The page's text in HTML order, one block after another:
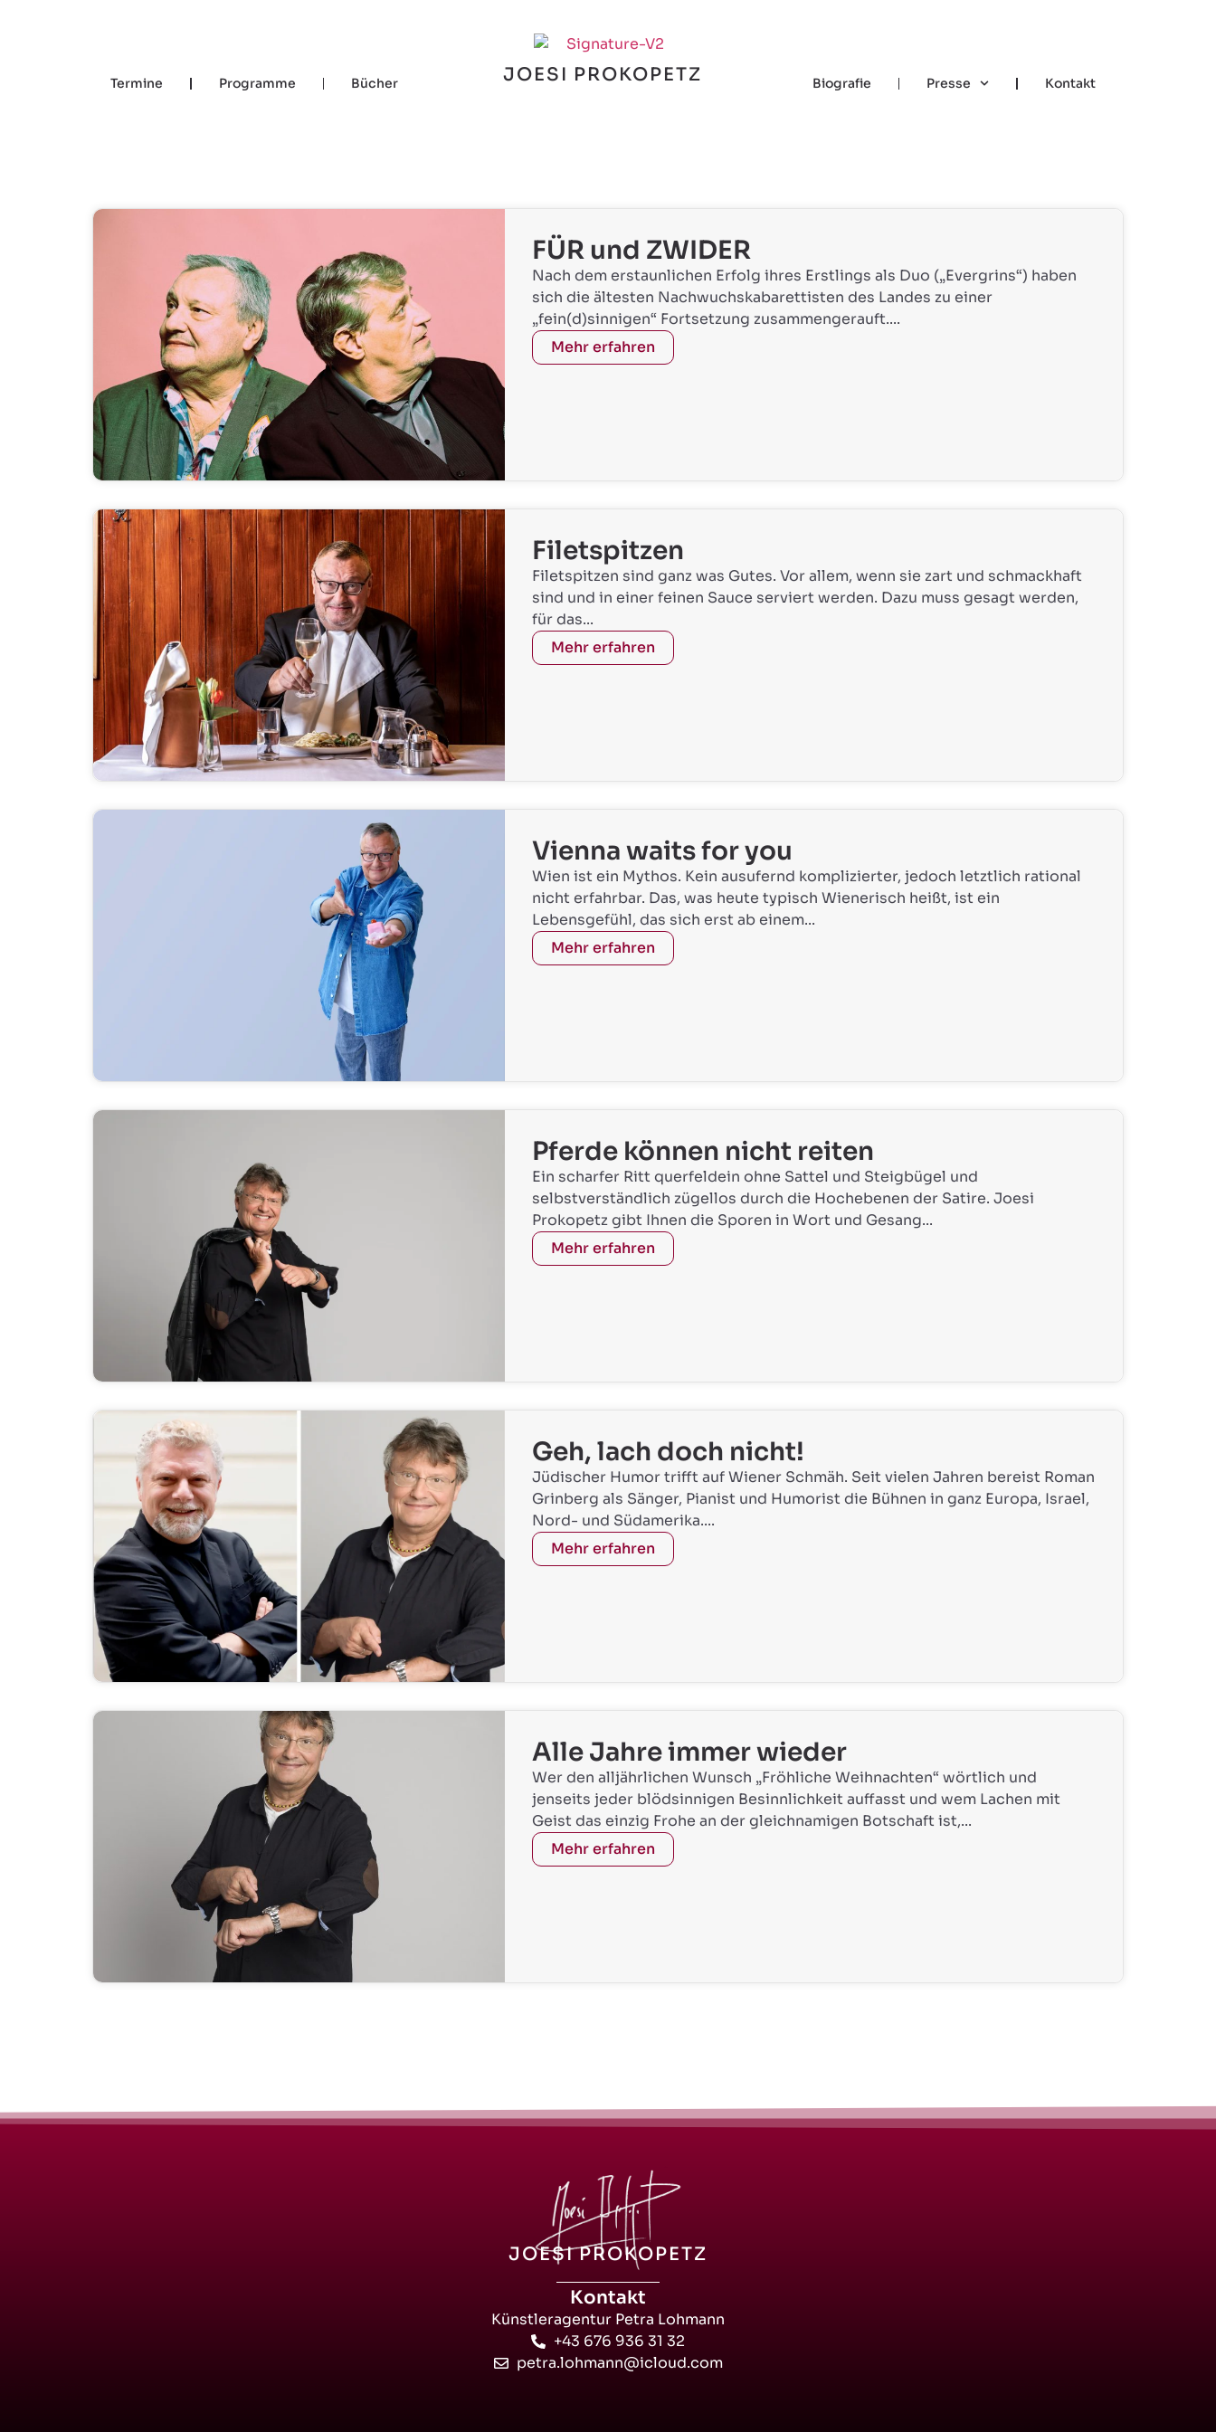
Termine Programme Bücher JOESI PROKOPETZ Biografie Presse Kontakt
FÜR und ZWIDER
Nach dem erstaunlichen Erfolg ihres Erstlings als Duo („Evergrins“) haben
sich die ältesten Nachwuchskabarettisten des Landes zu einer
„fein(d)sinnigen“ Fortsetzung zusammengerauft....
Mehr erfahren
Filetspitzen
Filetspitzen sind ganz was Gutes. Vor allem, wenn sie zart und schmackhaft
sind und in einer feinen Sauce serviert werden. Dazu muss gesagt werden,
für das...
Mehr erfahren
Vienna waits for you
Wien ist ein Mythos. Kein ausufernd komplizierter, jedoch letztlich rational
nicht erfahrbar. Das, was heute typisch Wienerisch heißt, ist ein
Lebensgefühl, das sich erst ab einem...
Mehr erfahren
Pferde können nicht reiten
Ein scharfer Ritt querfeldein ohne Sattel und Steigbügel und
selbstverständlich zügellos durch die Hochebenen der Satire. Joesi
Prokopetz gibt Ihnen die Sporen in Wort und Gesang...
Mehr erfahren
Geh, lach doch nicht!
Jüdischer Humor trifft auf Wiener Schmäh. Seit vielen Jahren bereist Roman
Grinberg als Sänger, Pianist und Humorist die Bühnen in ganz Europa, Israel,
Nord- und Südamerika....
Mehr erfahren
Alle Jahre immer wieder
Wer den alljährlichen Wunsch „Fröhliche Weihnachten“ wörtlich und
jenseits jeder blödsinnigen Besinnlichkeit auffasst und wem Lachen mit
Geist das einzig Frohe an der gleichnamigen Botschaft ist,...
Mehr erfahren
JOESI PROKOPETZ
Kontakt
Künstleragentur Petra Lohmann
+43 676 936 31 32
petra.lohmann@icloud.com